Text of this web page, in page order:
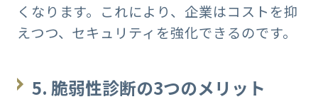
くなります。これにより、企業はコストを抑
えつつ、セキュリティを強化できるのです。
5.脆弱性診断の3つのメリット